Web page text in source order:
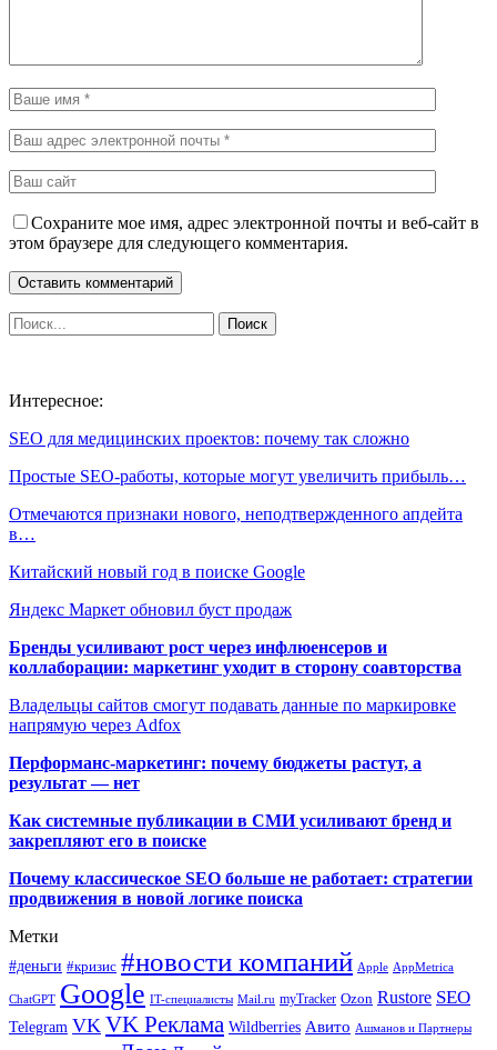
Сохраните мое имя, адрес электронной почты и веб-сайт в
этом браузере для следующего комментария.
Интересное:
SEO для медицинских проектов: почему так сложно
Простые SEO-работы, которые могут увеличить прибыль…
Отмечаются признаки нового, неподтвержденного апдейта
в…
Китайский новый год в поиске Google
Яндекс Маркет обновил буст продаж
Бренды усиливают рост через инфлюенсеров и
коллаборации: маркетинг уходит в сторону соавторства
Владельцы сайтов смогут подавать данные по маркировке
напрямую через Adfox
Перформанс-маркетинг: почему бюджеты растут, а
результат — нет
Как системные публикации в СМИ усиливают бренд и
закрепляют его в поиске
Почему классическое SEO больше не работает: стратегии
продвижения в новой логике поиска
Метки
#деньги #кризис #новости компаний Apple AppMetrica
ChatGPT Google IT-специалисты Mail.ru myTracker Ozon Rustore SEO
Telegram VK VK Реклама Wildberries Авито Ашманов и Партнеры